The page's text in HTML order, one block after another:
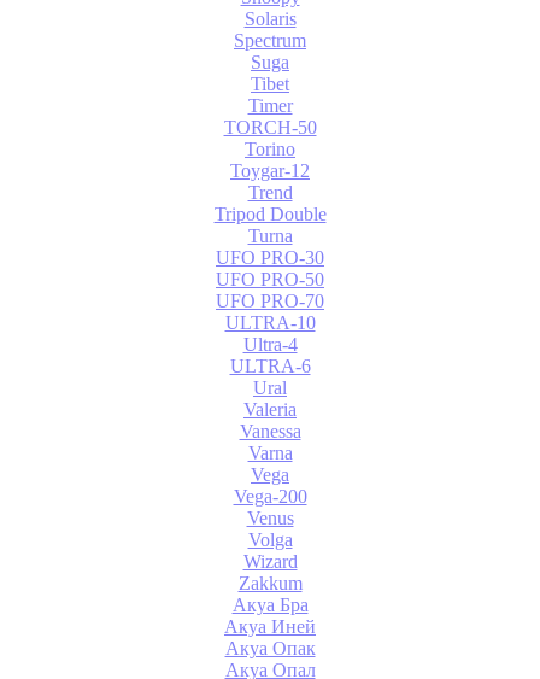
Solaris
Spectrum
Suga
Tibet
Timer
TORCH-50
Torino
Toygar-12
Trend
Tripod Double
Turna
UFO PRO-30
UFO PRO-50
UFO PRO-70
ULTRA-10
Ultra-4
ULTRA-6
Ural
Valeria
Vanessa
Varna
Vega
Vega-200
Venus
Volga
Wizard
Zakkum
Акуа Бра
Акуа Иней
Акуа Опак
Акуа Опал